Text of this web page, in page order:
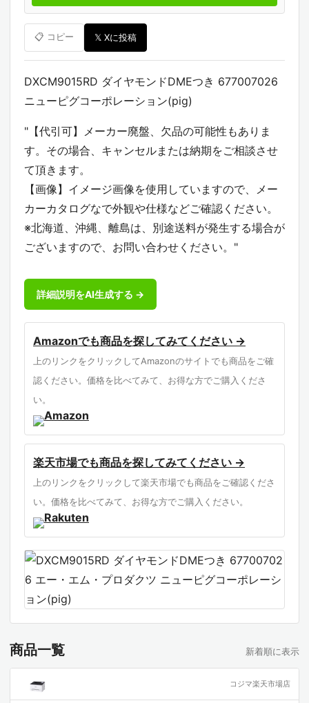
📋 コピー 𝕏 Xに投稿
DXCM9015RD ダイヤモンドDMEつき 677007026
ニューピグコーポレーション(pig)
"【代引可】メーカー廃盤、欠品の可能性もありま
す。その場合、キャンセルまたは納期をご相談させ
て頂きます。
【画像】イメージ画像を使用していますので、メー
カーカタログなで外観や仕様などご確認ください。
※北海道、沖縄、離島は、別途送料が発生する場合が
ございますので、お問い合わせください。"
詳細説明をAI生成する →
Amazonでも商品を探してみてください →
上のリンクをクリックしてAmazonのサイトでも商品をご確
認ください。価格を比べてみて、お得な方でご購入くださ
い。
楽天市場でも商品を探してみてください →
上のリンクをクリックして楽天市場でも商品をご確認くださ
い。価格を比べてみて、お得な方でご購入ください。
商品一覧 新着順に表示
コジマ楽天市場店